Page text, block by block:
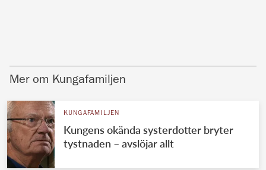
Mer om Kungafamiljen
KUNGAFAMILJEN
Kungens okända systerdotter bryter
tystnaden – avslöjar allt